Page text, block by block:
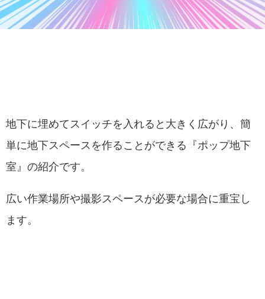
地下に埋めてスイッチを入れると大きく広がり、簡
単に地下スペースを作ることができる『ポップ地下
室』の紹介です。
広い作業場所や撮影スペースが必要な場合に重宝し
ます。